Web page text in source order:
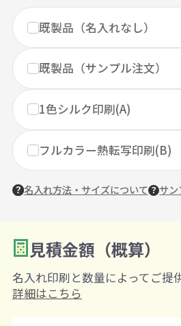
既製品（名入れなし）
既製品（サンプル注文）
1色シルク印刷(A)
フルカラー熱転写印刷(B)
名入れ方法・サイズについて サ
2 数量を入力
購入条件
見積金額（概算）
名入れ印刷と数量によってご提
詳細はこちら